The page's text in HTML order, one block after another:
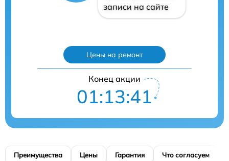
записи на сайте
Цены на ремонт
Конец акции
01:13:40
Преимущества Цены Гарантия Что согласуем